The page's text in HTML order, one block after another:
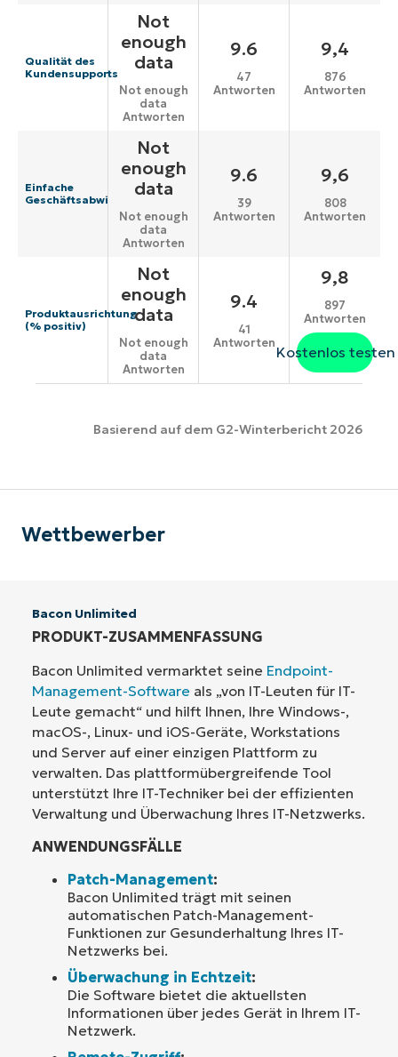
Qualität des
Kundensupports
Not
enough
data
Not enough
data
Antworten
9.6
47
Antworten
9,4
876
Antworten
Einfache
Geschäftsabwicklung
Not
enough
data
Not enough
data
Antworten
9.6
39
Antworten
9,6
808
Antworten
Produktausrichtung
(% positiv)
Not
enough
data
Not enough
data
Antworten
9.4
41
Antworten
9,8
897
Antworten
Kostenlos testen
Basierend auf dem G2-Winterbericht 2026
Wettbewerber
Bacon Unlimited
PRODUKT-ZUSAMMENFASSUNG
Bacon Unlimited vermarktet seine Endpoint-
Management-Software als „von IT-Leuten für IT-
Leute gemacht“ und hilft Ihnen, Ihre Windows-,
macOS-, Linux- und iOS-Geräte, Workstations
und Server auf einer einzigen Plattform zu
verwalten. Das plattformübergreifende Tool
unterstützt Ihre IT-Techniker bei der effizienten
Verwaltung und Überwachung Ihres IT-Netzwerks.
ANWENDUNGSFÄLLE
Patch-Management:
Bacon Unlimited trägt mit seinen
automatischen Patch-Management-
Funktionen zur Gesunderhaltung Ihres IT-
Netzwerks bei.
Überwachung in Echtzeit:
Die Software bietet die aktuellsten
Informationen über jedes Gerät in Ihrem IT-
Netzwerk.